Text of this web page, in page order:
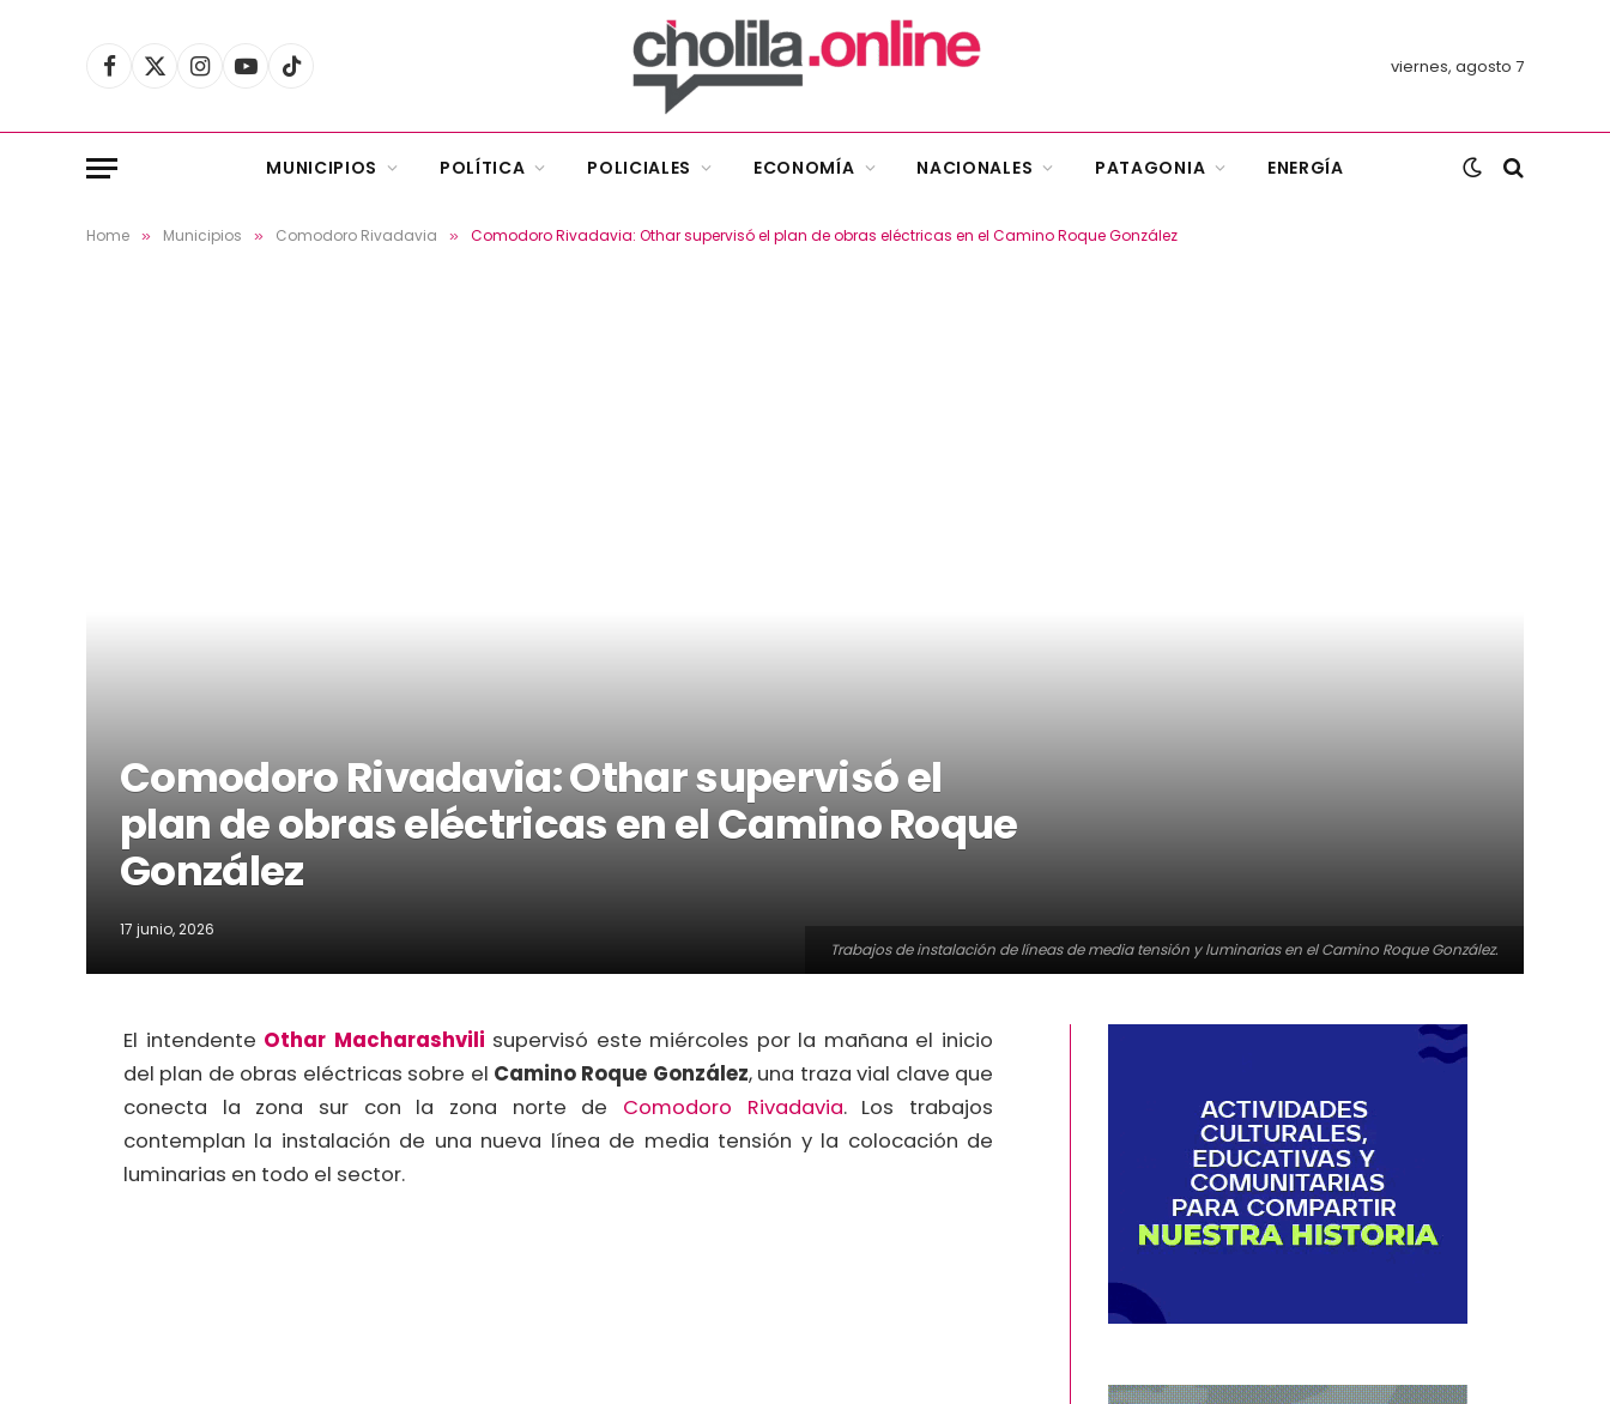
Facebook
X
Instagram
YouTubeTikTok viernes, agosto 7
MUNICIPIOS POLÍTICA POLICIALES ECONOMÍA NACIONALES PATAGONIA ENERGÍA
Home » Municipios » Comodoro Rivadavia » Comodoro Rivadavia: Othar supervisó el plan de obras eléctricas en el Camino Roque González
Trabajos de instalación de líneas de media tensión y luminarias en el Camino Roque González.
Comodoro Rivadavia: Othar supervisó el
plan de obras eléctricas en el Camino Roque
González
17 junio, 2026
El intendente Othar Macharashvili supervisó este miércoles por la mañana el inicio
del plan de obras eléctricas sobre el Camino Roque González, una traza vial clave que
conecta la zona sur con la zona norte de Comodoro Rivadavia. Los trabajos
contemplan la instalación de una nueva línea de media tensión y la colocación de
luminarias en todo el sector.